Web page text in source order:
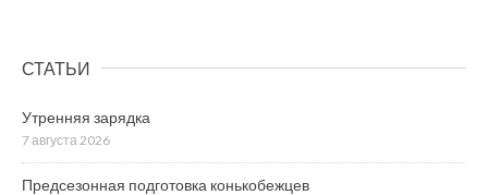
СТАТЬИ
Утренняя зарядка
7 августа 2026
Предсезонная подготовка конькобежцев